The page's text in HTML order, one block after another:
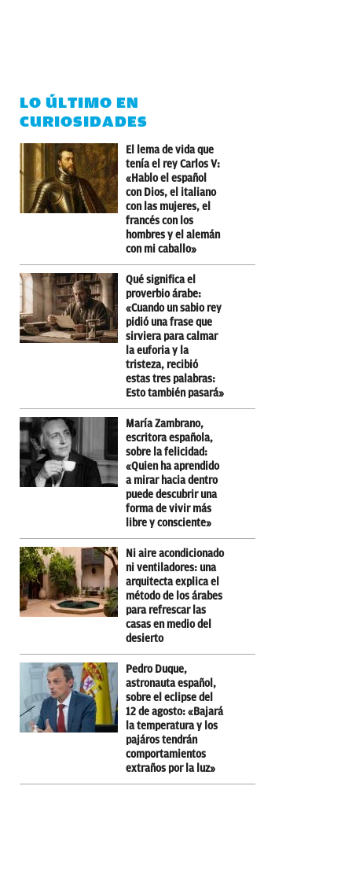
LO ÚLTIMO EN
CURIOSIDADES
El lema de vida que
tenía el rey Carlos V:
«Hablo el español
con Dios, el italiano
con las mujeres, el
francés con los
hombres y el alemán
con mi caballo»
Qué significa el
proverbio árabe:
«Cuando un sabio rey
pidió una frase que
sirviera para calmar
la euforia y la
tristeza, recibió
estas tres palabras:
Esto también pasará»
María Zambrano,
escritora española,
sobre la felicidad:
«Quien ha aprendido
a mirar hacia dentro
puede descubrir una
forma de vivir más
libre y consciente»
Ni aire acondicionado
ni ventiladores: una
arquitecta explica el
método de los árabes
para refrescar las
casas en medio del
desierto
Pedro Duque,
astronauta español,
sobre el eclipse del
12 de agosto: «Bajará
la temperatura y los
pajáros tendrán
comportamientos
extraños por la luz»